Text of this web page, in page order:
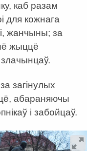
каб разам
для кожнага
жанчыны; за
жыццё
загінулых
абараняючы
і забойцаў.